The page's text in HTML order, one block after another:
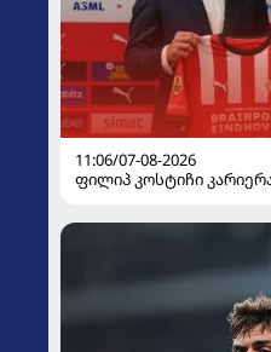
11:06/07-08-2026
ფილიპ კოსტიჩი